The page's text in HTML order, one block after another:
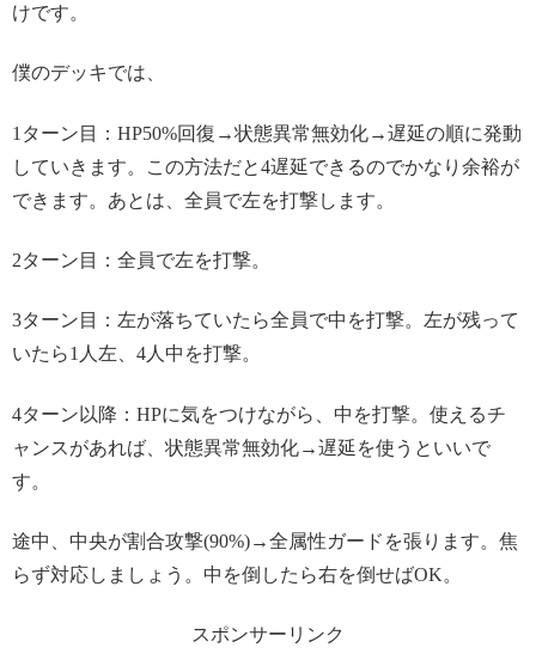
けです。
僕のデッキでは、
1ターン目：HP50%回復→状態異常無効化→遅延の順に発動
していきます。この方法だと4遅延できるのでかなり余裕が
できます。あとは、全員で左を打撃します。
2ターン目：全員で左を打撃。
3ターン目：左が落ちていたら全員で中を打撃。左が残って
いたら1人左、4人中を打撃。
4ターン以降：HPに気をつけながら、中を打撃。使えるチ
ャンスがあれば、状態異常無効化→遅延を使うといいで
す。
途中、中央が割合攻撃(90%)→全属性ガードを張ります。焦
らず対応しましょう。中を倒したら右を倒せばOK。
スポンサーリンク